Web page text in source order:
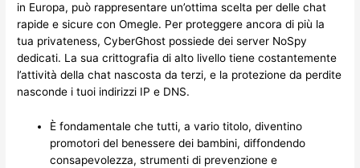
in Europa, può rappresentare un’ottima scelta per delle chat
rapide e sicure con Omegle. Per proteggere ancora di più la
tua privateness, CyberGhost possiede dei server NoSpy
dedicati. La sua crittografia di alto livello tiene costantemente
l’attività della chat nascosta da terzi, e la protezione da perdite
nasconde i tuoi indirizzi IP e DNS.
È fondamentale che tutti, a vario titolo, diventino
promotori del benessere dei bambini, diffondendo
consapevolezza, strumenti di prevenzione e